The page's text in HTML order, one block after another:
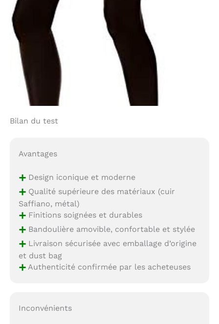
Bilan du test
Avantages
+Design iconique et moderne
+Qualité supérieure des matériaux (cuir
Saffiano, métal)
+Finitions soignées et durables
+Bandoulière amovible, confortable et stylée
+Livraison sécurisée avec emballage d’origine
et dust bag
+Authenticité confirmée par les acheteuses
Inconvénients